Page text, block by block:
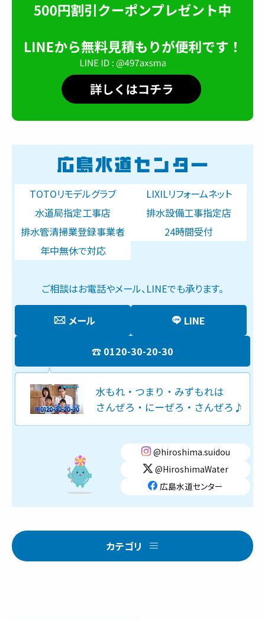
TOTOリモデルグラブ
LIXILリフォームネット
水道局指定工事店
排水設備工事指定店
排水管清掃業登録事業者
24時間受付
年中無休で対応
ご相談はお電話やメール、LINEでも承ります。
0120-30-20-30
メール LINE
@hiroshima.suidou
@HiroshimaWater
広島水道センター
カテゴリ